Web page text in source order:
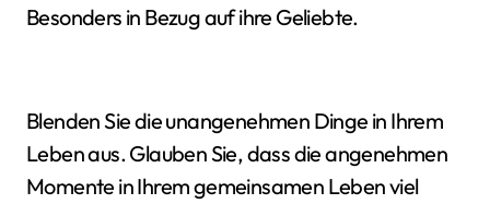
Besonders in Bezug auf ihre Geliebte.
Blenden Sie die unangenehmen Dinge in Ihrem
Leben aus. Glauben Sie, dass die angenehmen
Momente in Ihrem gemeinsamen Leben viel